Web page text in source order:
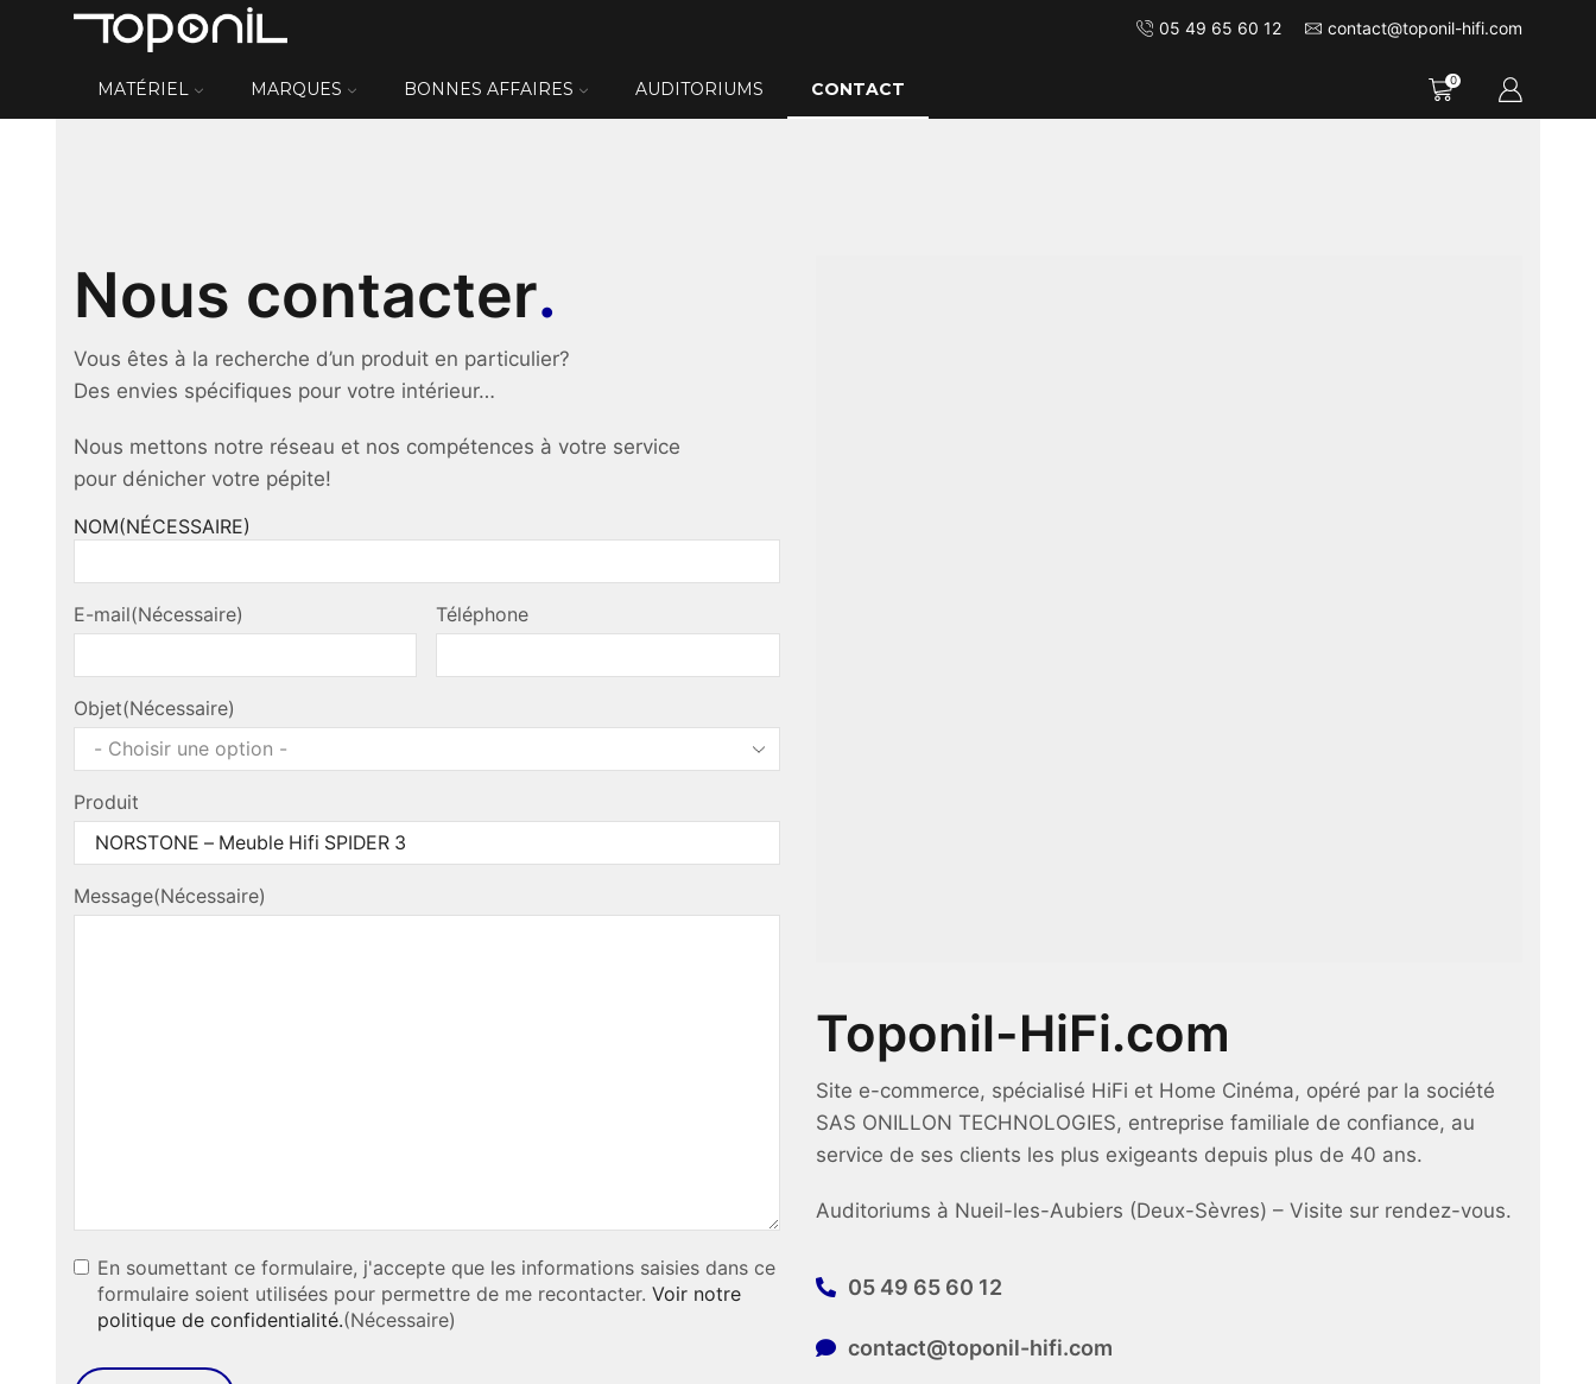
05 49 65 60 12 contact@toponil-hifi.com
MATÉRIEL MARQUES BONNES AFFAIRES AUDITORIUMS CONTACT 0
Nous contacter.
Vous êtes à la recherche d’un produit en particulier?
Des envies spécifiques pour votre intérieur…
Nous mettons notre réseau et nos compétences à votre service
pour dénicher votre pépite!
NOM(NÉCESSAIRE)
E-mail(Nécessaire) Téléphone
Objet(Nécessaire)
Produit
Message(Nécessaire)
RGPD (NÉCESSAIRE)
En soumettant ce formulaire, j'accepte que les informations saisies dans ce
formulaire soient utilisées pour permettre de me recontacter. Voir notre
politique de confidentialité.(Nécessaire)
Toponil-HiFi.com
Site e-commerce, spécialisé HiFi et Home Cinéma, opéré par la société
SAS ONILLON TECHNOLOGIES, entreprise familiale de confiance, au
service de ses clients les plus exigeants depuis plus de 40 ans.
Auditoriums à Nueil-les-Aubiers (Deux-Sèvres) – Visite sur rendez-vous.
05 49 65 60 12
contact@toponil-hifi.com